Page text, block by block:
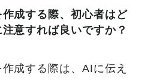
成する際、初心者はど
意すれば良いですか？
成する際は、AIに伝え